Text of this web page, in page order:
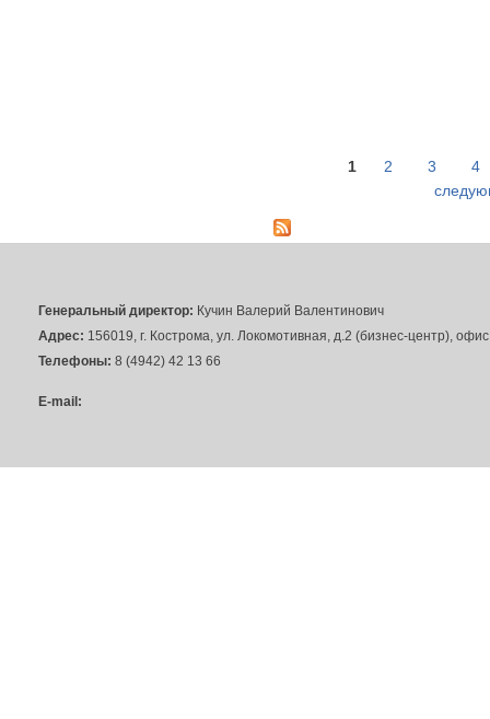
1 2 3
4
Генеральный директор: Кучин Валерий Валентинович
Адрес: 156019, г. Кострома, ул. Локомотивная, д.2 (бизнес-центр),
Телефоны: 8 (4942) 42 13 66
E-mail: